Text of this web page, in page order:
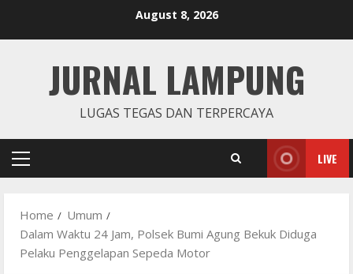
August 8, 2026
JURNAL LAMPUNG
LUGAS TEGAS DAN TERPERCAYA
Primary
LIVE
Home
Umum
Dalam Waktu 24 Jam, Polsek Bumi Agung Bekuk Diduga
Pelaku Penggelapan Sepeda Motor